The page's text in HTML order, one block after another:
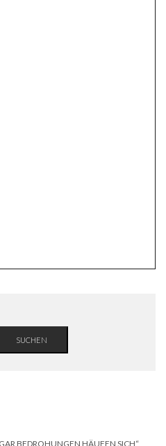
SUCHEN
BEDROHUNGEN HÄUFEN SICH“